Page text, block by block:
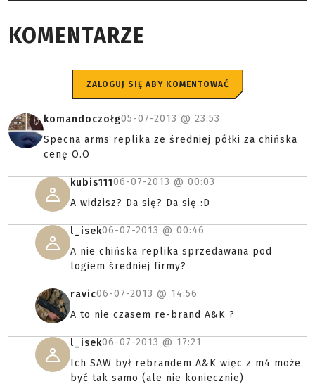
KOMENTARZE
ZALOGUJ SIĘ ABY KOMENTOWAĆ
komandoczołg05-07-2013 @ 23:53
Specna arms replika ze średniej półki za chińska
cenę O.O
kubis11106-07-2013 @ 00:03
A widzisz? Da się? Da się :D
l_isek06-07-2013 @ 00:46
A nie chińska replika sprzedawana pod
logiem średniej firmy?
ravic06-07-2013 @ 14:56
A to nie czasem re-brand A&K ?
l_isek06-07-2013 @ 17:21
Ich SAW był rebrandem A&K więc z m4 może
być tak samo (ale nie koniecznie)